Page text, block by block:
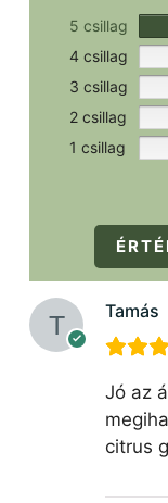
5 csillag
4 csillag
3 csillag
2 csillag
1 csillag
Tamás
Jó az
citrus